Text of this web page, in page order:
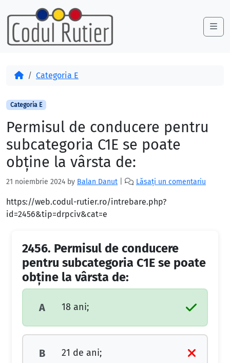
Skip to content
Skip to footer
AcasăCategoria E
Categoria E
Permisul de conducere pentru
subcategoria C1E se poate
obţine la vârsta de:
21 noiembrie 2024 by Balan Danut Lăsați un comentariu
https://web.codul-rutier.ro/intrebare.php?
id=2456&tip=drpciv&cat=e
2456. Permisul de conducere
pentru subcategoria C1E se poate
obţine la vârsta de:
A 18 ani;
B 21 de ani;